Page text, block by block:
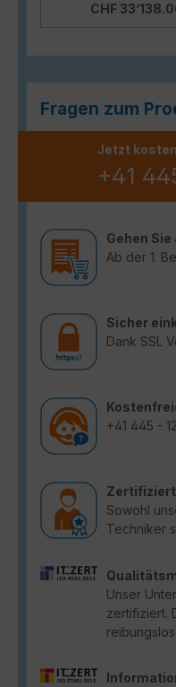
CHF
Fragen zum
Jetzt
+41
Gehen
Ab der 1.
Sicher
Dank SSL
+41 445 -
Sowohl
Techniker
Unser
zertifiziert.